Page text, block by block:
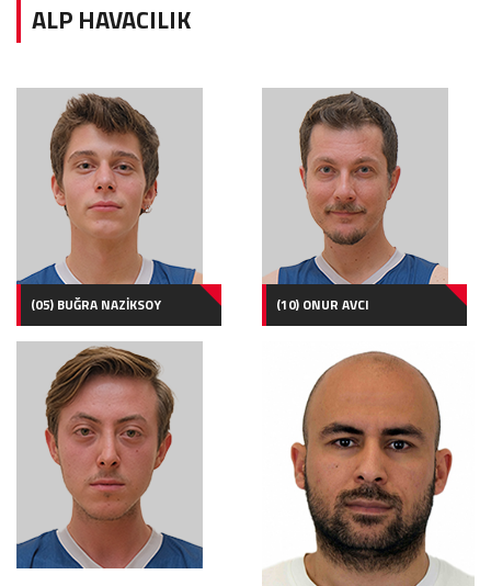
ALP HAVACILIK
(05) BUĞRA NAZİKSOY (10) ONUR AVCI